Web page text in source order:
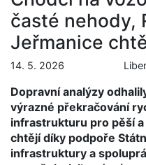
časté nehody,
Jeřmanice
14. 5. 2026
Dopravní analýzy
výrazné překračování
infrastrukturu pro pěší a
chtějí díky podpoře
infrastruktury a